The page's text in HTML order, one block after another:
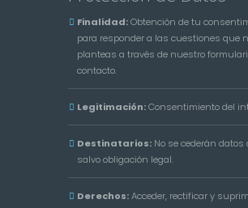
Finalidad:Obtención de tu
para responder a las cuestiones que
planteas a través de nuestro
contacto.
Legitimación:Consentimiento del
Destinatarios: No se cederán datos
salvo obligación legal.
Derechos:Acceder, rectificar y